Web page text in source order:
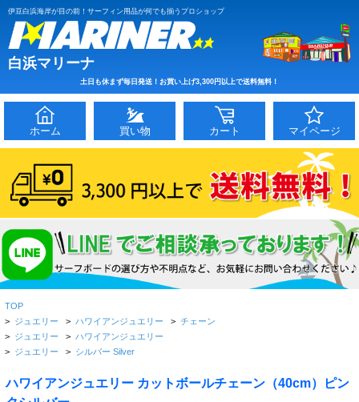
伊豆白浜海岸が目の前！サーフィン用品が何でも揃うプロショップ
白浜マリーナ
土日も休まず毎日発送！お買い上げ3,300円以上で送料無料！
ホーム 買い物 カート マイページ
TOP
> ジュエリー > ハワイアンジュエリー > チェーン
> ジュエリー > ハワイアンジュエリー
> ジュエリー > シルバー Silver
ハワイアンジュエリー カットボールチェーン（40cm）ピン